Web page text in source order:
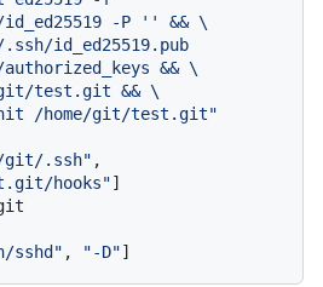
-P '' && \
&& \
/home/git/test.git"
git/.ssh"
hooks"]
sshd" , "-D"]